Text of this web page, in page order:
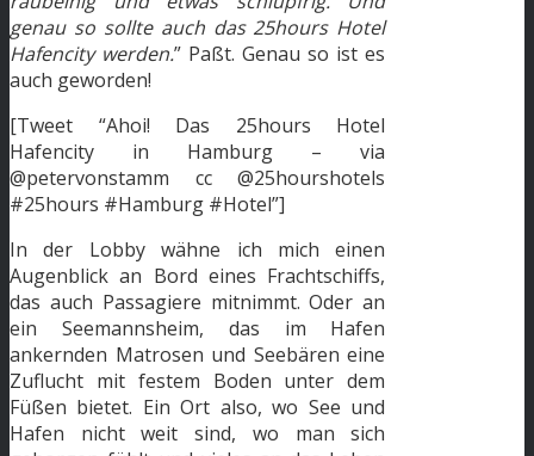
genau so sollte auch das 25hours Hotel
Hafencity werden.” Paßt. Genau so ist es
auch geworden!
[Tweet “Ahoi! Das 25hours Hotel
Hafencity in Hamburg – via
@petervonstamm cc @25hourshotels
#25hours #Hamburg #Hotel”]
In der Lobby wähne ich mich einen
Augenblick an Bord eines Frachtschiffs,
das auch Passagiere mitnimmt. Oder an
ein Seemannsheim, das im Hafen
ankernden Matrosen und Seebären eine
Zuflucht mit festem Boden unter dem
Füßen bietet. Ein Ort also, wo See und
Hafen nicht weit sind, wo man sich